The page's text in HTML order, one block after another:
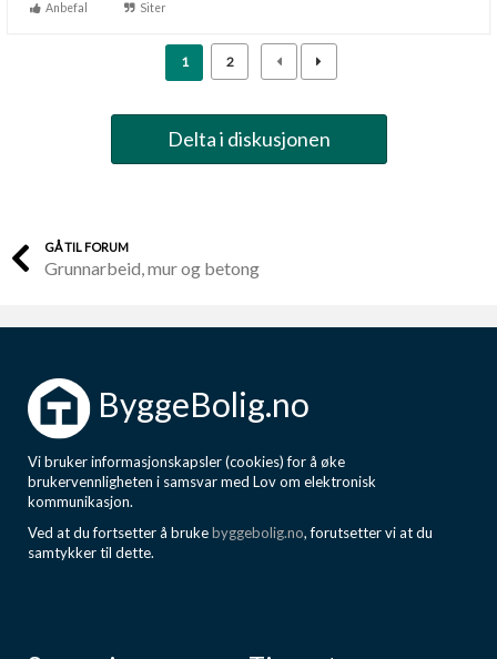
Anbefal Siter
1 2
Delta i diskusjonen
GÅ TIL FORUM
Grunnarbeid, mur og betong
ByggeBolig.no
Vi bruker informasjonskapsler (cookies) for å øke
brukervennligheten i samsvar med Lov om elektronisk
kommunikasjon.
Ved at du fortsetter å brukebyggebolig.no, forutsetter vi at du
samtykker til dette.